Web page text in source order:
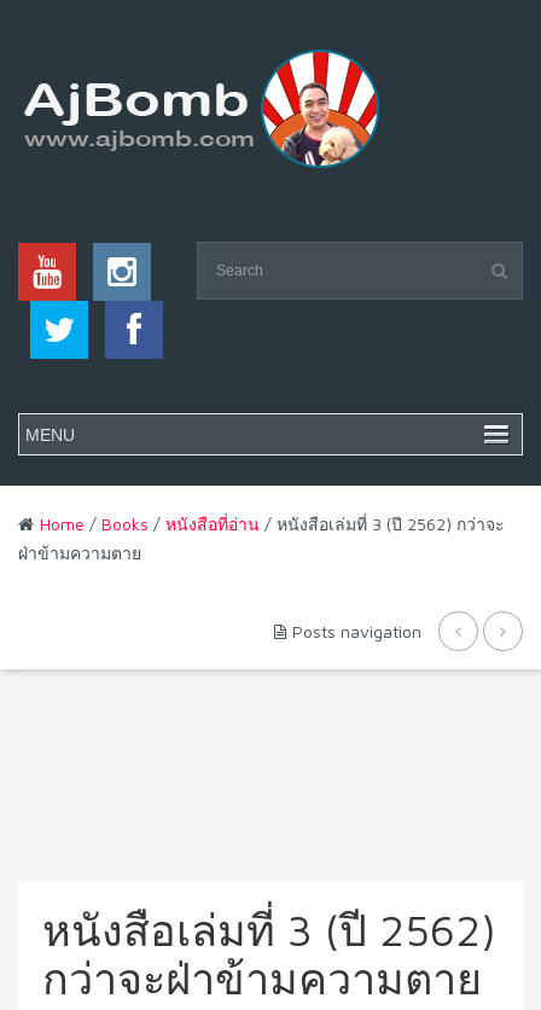
Home / Books / หนังสือที่อ่าน / หนังสือเล่มที่ 3 (ปี 2562) กว่าจะ
ฝ่าข้ามความตาย
Posts navigation
หนังสือเล่มที่ 3 (ปี 2562)
กว่าจะฝ่าข้ามความตาย